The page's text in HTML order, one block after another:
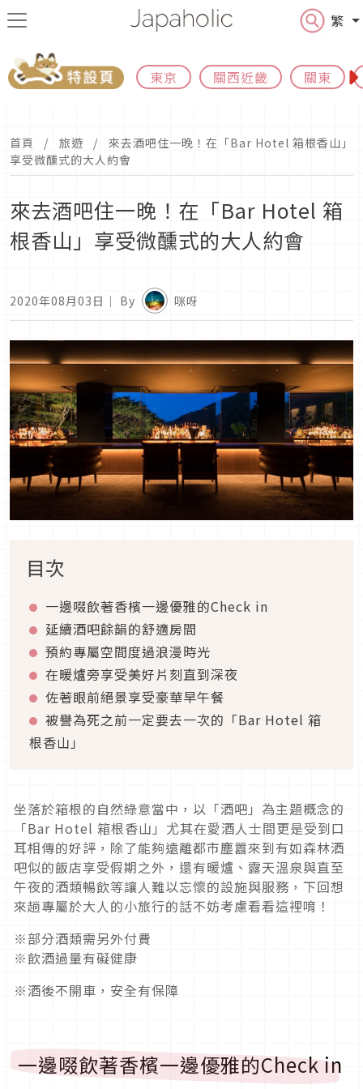
繁
東京 關西近畿 關東
首頁 旅遊
來去酒吧住一晚！在「Bar Hotel 箱根香山」
享受微醺式的大人約會
來去酒吧住一晚！在「Bar Hotel 箱
根香山」享受微醺式的大人約會
2020年08月03日 ｜ By 咪呀
目次
一邊啜飲著香檳一邊優雅的Check in
延續酒吧餘韻的舒適房間
預約專屬空間度過浪漫時光
在暖爐旁享受美好片刻直到深夜
佐著眼前絕景享受豪華早午餐
被譽為死之前一定要去一次的「Bar Hotel 箱
根香山」
坐落於箱根的自然綠意當中，以「酒吧」為主題概念的
「Bar Hotel 箱根香山」尤其在愛酒人士間更是受到口
耳相傳的好評，除了能夠遠離都市塵囂來到有如森林酒
吧似的飯店享受假期之外，還有暖爐、露天溫泉與直至
午夜的酒類暢飲等讓人難以忘懷的設施與服務，下回想
來趟專屬於大人的小旅行的話不妨考慮看看這裡唷！
※部分酒類需另外付費
※飲酒過量有礙健康
※酒後不開車，安全有保障
一邊啜飲著香檳一邊優雅的Check in